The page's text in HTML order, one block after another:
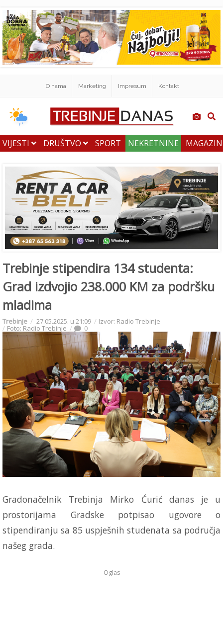
O nama Marketing Impresum Kontakt
VIJESTI DRUŠTVO SPORT NEKRETNINE
Trebinje stipendira 134 studenta:
Grad izdvojio 238.000 KM za podršku
mladima
Trebinje 27.05.2025. u 21:09 Izvor: Radio Trebinje
Foto: Radio Trebinje 0
Gradonačelnik Trebinja Mirko Ćurić danas je u
prostorijama Gradske potpisao ugovore o
stipendiranju sa 85 uspješnih studenata sa područja
našeg grada.
Oglas